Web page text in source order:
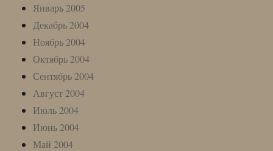
Январь 2005
Декабрь 2004
Ноябрь 2004
Октябрь 2004
Сентябрь 2004
Август 2004
Июль 2004
Июнь 2004
Май 2004